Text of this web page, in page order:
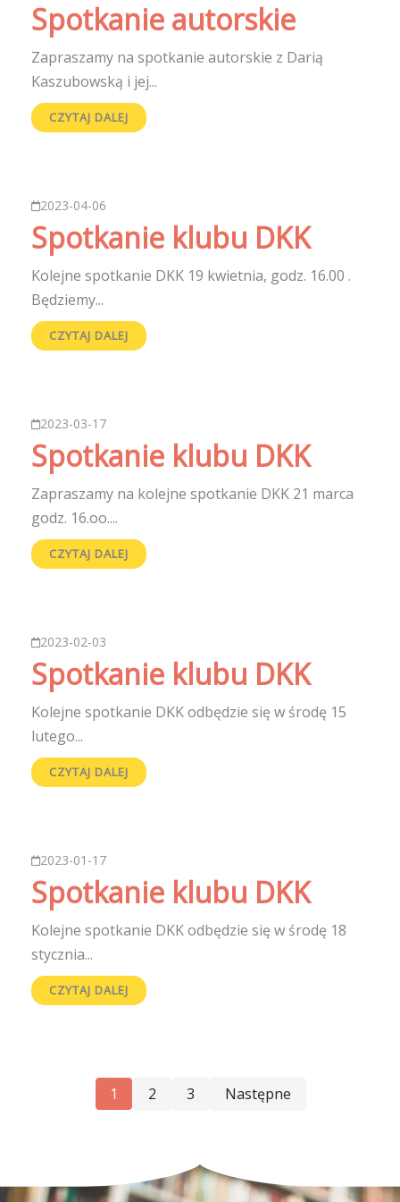
Spotkanie autorskie
Zapraszamy na spotkanie autorskie z Darią
Kaszubowską i jej...
CZYTAJ DALEJ
2023-04-06
Spotkanie klubu DKK
Kolejne spotkanie DKK 19 kwietnia, godz. 16.00 .
Będziemy...
CZYTAJ DALEJ
2023-03-17
Spotkanie klubu DKK
Zapraszamy na kolejne spotkanie DKK 21 marca
godz. 16.oo....
CZYTAJ DALEJ
2023-02-03
Spotkanie klubu DKK
Kolejne spotkanie DKK odbędzie się w środę 15
lutego...
CZYTAJ DALEJ
2023-01-17
Spotkanie klubu DKK
Kolejne spotkanie DKK odbędzie się w środę 18
stycznia...
CZYTAJ DALEJ
1 2 3 Następne